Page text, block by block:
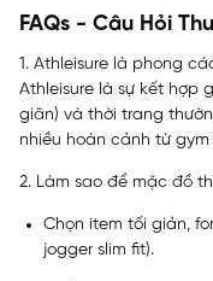
FAQs - Câu Hỏi
1. Athleisure là phong
Athleisure là sự kết hợp
giãn) và thời trang
nhiều hoàn cảnh từ
2. Làm sao để mặc đồ
Chọn item tối giản,
jogger slim fit).